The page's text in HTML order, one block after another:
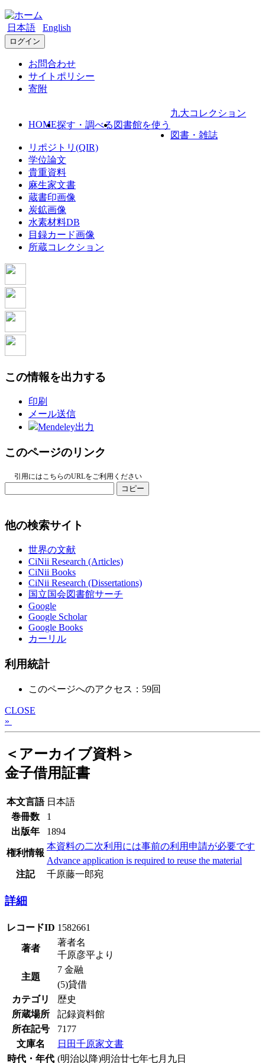
日本語 English
ログイン
お問合わせ
サイトポリシー
寄附
HOME探す・調べる 図書館を使う
九大コレクション
図書・雑誌
リポジトリ(QIR)
学位論文
貴重資料
麻生家文書
蔵書印画像
炭鉱画像
水素材料DB
目録カード画像
所蔵コレクション
この情報を出力する
印刷
メール送信
Mendeley出力
このページのリンク
引用にはこちらのURLをご利用ください
コピー
他の検索サイト
世界の文献
CiNii Research (Articles)
CiNii Books
CiNii Research (Dissertations)
国立国会図書館サーチ
Google
Google Scholar
Google Books
カーリル
利用統計
このページへのアクセス：59回
CLOSE
»
＜アーカイブ資料＞
金子借用証書
本文言語 日本語
巻冊数
1
出版年
1894
権利情報
本資料の二次利用には事前の利用申請が必要です
Advance application is required to reuse the material
注記
千原藤一郎宛
詳細
レコードID 1582661
著者
著者名
千原彦平より
主題
7 金融
(5)貸借
カテゴリ
歴史
所蔵場所
記録資料館
所在記号
7177
文庫名
日田千原家文書
時代・年代 (明治以降)明治廿七年七月九日